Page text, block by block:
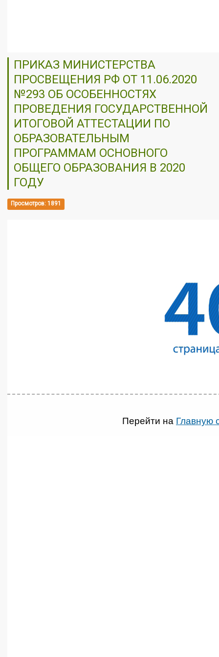
ПРИКАЗ МИНИСТЕРСТВА
ПРОСВЕЩЕНИЯ РФ ОТ 11.06.2020
№293 ОБ ОСОБЕННОСТЯХ
ПРОВЕДЕНИЯ ГОСУДАРСТВЕННОЙ
ИТОГОВОЙ АТТЕСТАЦИИ ПО
ОБРАЗОВАТЕЛЬНЫМ
ПРОГРАММАМ ОСНОВНОГО
ОБЩЕГО ОБРАЗОВАНИЯ В 2020
ГОДУ
Просмотров: 1891